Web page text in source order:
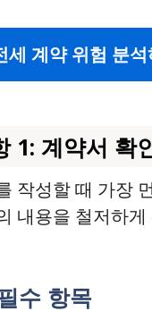
세 계약 위험 분석
1: 계약서 확
작성할 때 가장
내용을 철저하게
수 항목